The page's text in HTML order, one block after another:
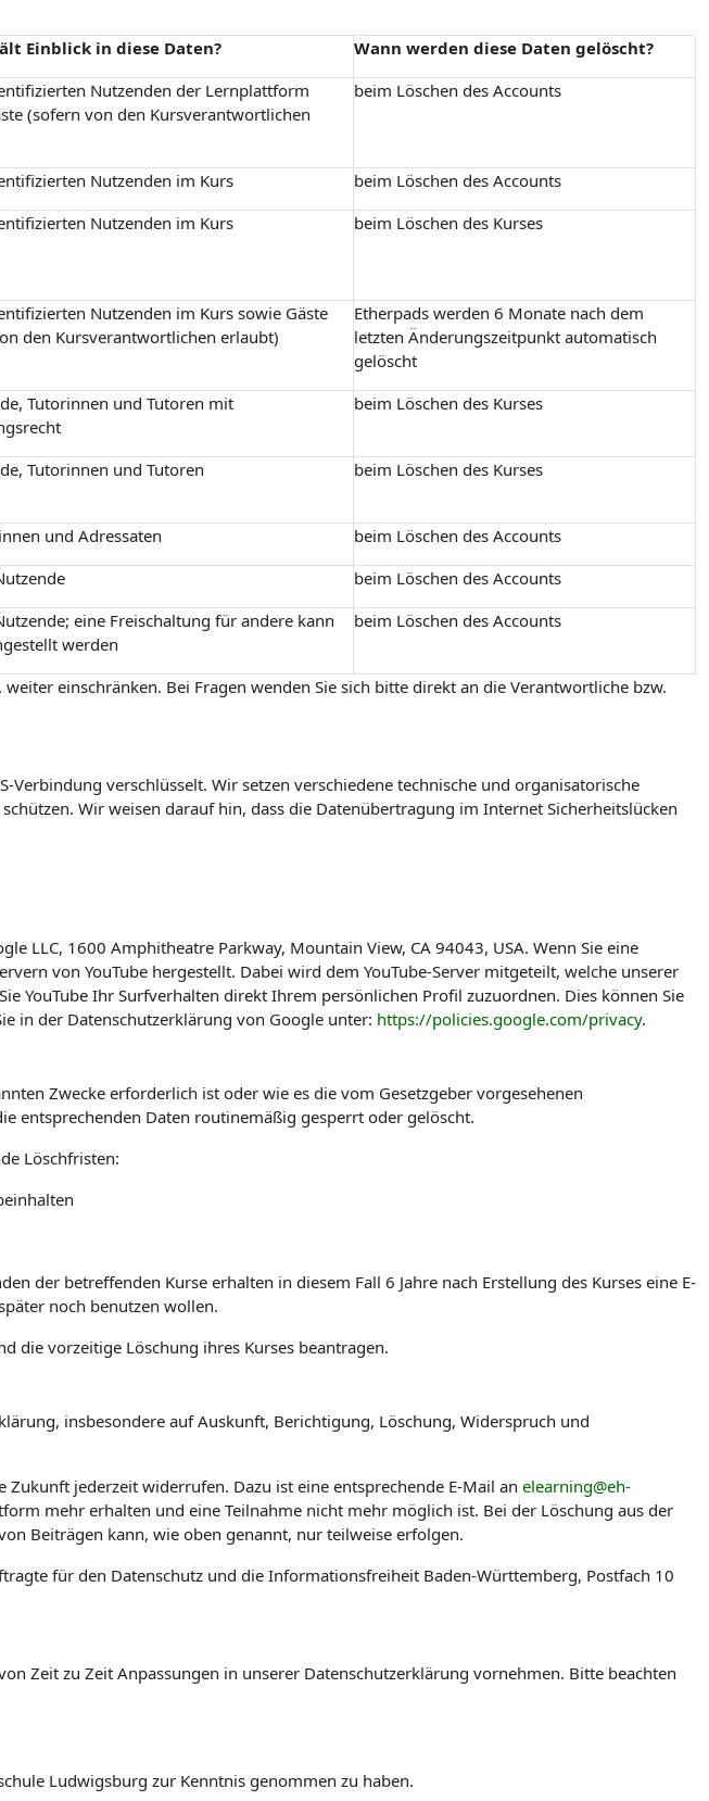
Einblick in diese Daten?
Wann werden diese Daten gelöscht?
Nutzenden der Lernplattform
(sofern von den Kursverantwortlichen
beim Löschen des Accounts
Nutzenden im Kurs
beim Löschen des Accounts
Nutzenden im Kurs beim Löschen des Kurses
Nutzenden im Kurs sowie Gäste
den Kursverantwortlichen erlaubt)
Etherpads werden 6 Monate nach dem
letzten Änderungszeitpunkt automatisch
gelöscht
Tutorinnen und Tutoren mit
beim Löschen des Kurses
Tutorinnen und Tutoren beim Löschen des Kurses
und Adressaten
beim Löschen des Accounts
beim Löschen des Accounts
eine Freischaltung für andere kann
werden
beim Löschen des Accounts
einschränken. Bei Fragen wenden Sie sich bitte direkt an die Verantwortliche bzw.
verschlüsselt. Wir setzen verschiedene technische und organisatorische
Wir weisen darauf hin, dass die Datenübertragung im Internet Sicherheitslücken
LLC, 1600 Amphitheatre Parkway, Mountain View, CA 94043, USA. Wenn Sie eine
von YouTube hergestellt. Dabei wird dem YouTube-Server mitgeteilt, welche unserer
YouTube Ihr Surfverhalten direkt Ihrem persönlichen Profil zuzuordnen. Dies können Sie
in der Datenschutzerklärung von Google unter: https://policies.google.com/privacy.
Zwecke erforderlich ist oder wie es die vom Gesetzgeber vorgesehenen
entsprechenden Daten routinemäßig gesperrt oder gelöscht.
Löschfristen:
der betreffenden Kurse erhalten in diesem Fall 6 Jahre nach Erstellung des Kurses eine E-
noch benutzen wollen.
die vorzeitige Löschung ihres Kurses beantragen.
insbesondere auf Auskunft, Berichtigung, Löschung, Widerspruch und
jederzeit widerrufen. Dazu ist eine entsprechende E-Mail an elearning@eh-
mehr erhalten und eine Teilnahme nicht mehr möglich ist. Bei der Löschung aus der
Beiträgen kann, wie oben genannt, nur teilweise erfolgen.
für den Datenschutz und die Informationsfreiheit Baden-Württemberg, Postfach 10
Zeit zu Zeit Anpassungen in unserer Datenschutzerklärung vornehmen. Bitte beachten
Ludwigsburg zur Kenntnis genommen zu haben.